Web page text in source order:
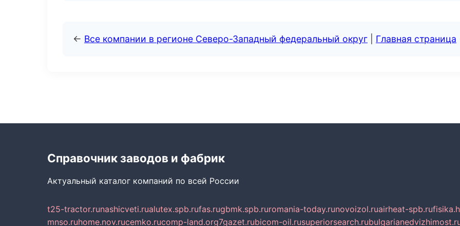
← Все компании в регионе Северо-Западный федеральный округ Главная страница
Справочник заводов и фабрик
Актуальный каталог компаний по всей России
t25-tractor.runashicveti.rualutex.spb.rufas.rugbmk.spb.ruromania-today.runovoizol.ruairheat-spb.ru
mnso.ruhome.nov.rucemko.rucomp-land.org7gazet.rubicom-oil.rusuperiorsearch.ru